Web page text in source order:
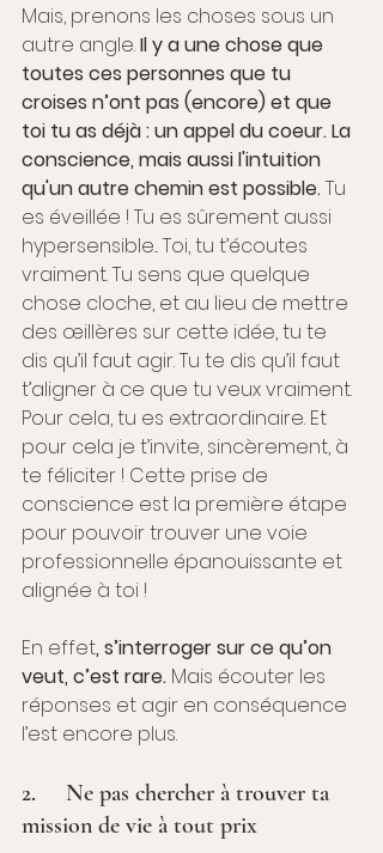
Mais, prenons les choses sous un
autre angle. Il y a une chose que
toutes ces personnes que tu
croises n’ont pas (encore) et que
toi tu as déjà : un appel du coeur. La
conscience, mais aussi l'intuition
qu'un autre chemin est possible. Tu
es éveillée ! Tu es sûrement aussi
hypersensible... Toi, tu t’écoutes
vraiment. Tu sens que quelque
chose cloche, et au lieu de mettre
des œillères sur cette idée, tu te
dis qu’il faut agir. Tu te dis qu’il faut
t’aligner à ce que tu veux vraiment.
Pour cela, tu es extraordinaire. Et
pour cela je t’invite, sincèrement, à
te féliciter ! Cette prise de
conscience est la première étape
pour pouvoir trouver une voie
professionnelle épanouissante et
alignée à toi !
En effet, s’interroger sur ce qu’on
veut, c’est rare. Mais écouter les
réponses et agir en conséquence
l’est encore plus.
2.     Ne pas chercher à trouver ta
mission de vie à tout prix